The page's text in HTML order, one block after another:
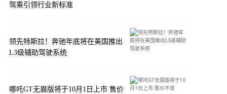
驾乘引领行业新标准
领先特斯拉！奔驰年底将在美国推出
L3级辅助驾驶系统
哪吒GT无眉版将于10月1日上市 售价